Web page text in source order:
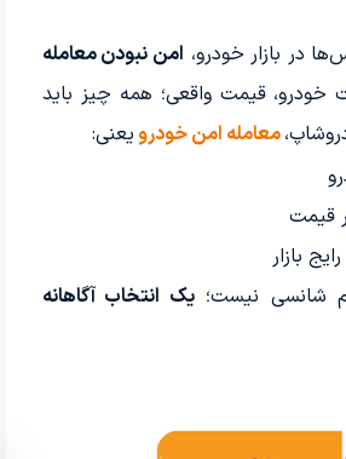
در بازار خودرو، امن نبودن معامله
خودرو، قیمت واقعی؛ همه چیز باید
معامله امن خودرویعنی:
قیمت
بازار
شانسی نیست؛یک انتخاب آگاهانه